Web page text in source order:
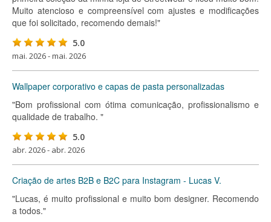
Muito atencioso e compreensível com ajustes e modificações
que foi solicitado, recomendo demais!"
5.0
mai. 2026 - mai. 2026
Wallpaper corporativo e capas de pasta personalizadas
"Bom profissional com ótima comunicação, profissionalismo e
qualidade de trabalho. "
5.0
abr. 2026 - abr. 2026
Criação de artes B2B e B2C para Instagram - Lucas V.
"Lucas, é muito profissional e muito bom designer. Recomendo
a todos."